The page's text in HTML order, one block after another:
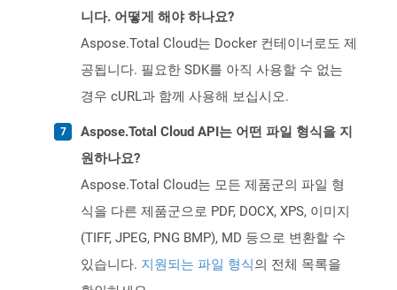
니다. 어떻게 해야 하나요?
Aspose.Total Cloud는 Docker 컨테이너로도 제
공됩니다. 필요한 SDK를 아직 사용할 수 없는
경우 cURL과 함께 사용해 보십시오.
Aspose.Total Cloud API는 어떤 파일 형식을 지
원하나요?
Aspose.Total Cloud는 모든 제품군의 파일 형
식을 다른 제품군으로 PDF, DOCX, XPS, 이미지
(TIFF, JPEG, PNG BMP), MD 등으로 변환할 수
있습니다. 지원되는 파일 형식의 전체 목록을